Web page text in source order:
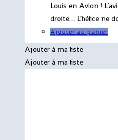
Louis en Avion !
droite… L’hélice ne
Ajouter au panier
Ajouter à ma liste
Ajouter à ma liste